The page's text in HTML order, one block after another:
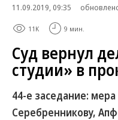
11.09.2019, 09:35
11K 9 мин.
Суд вернул
студии» в
44-е заседание:
Серебренникову,